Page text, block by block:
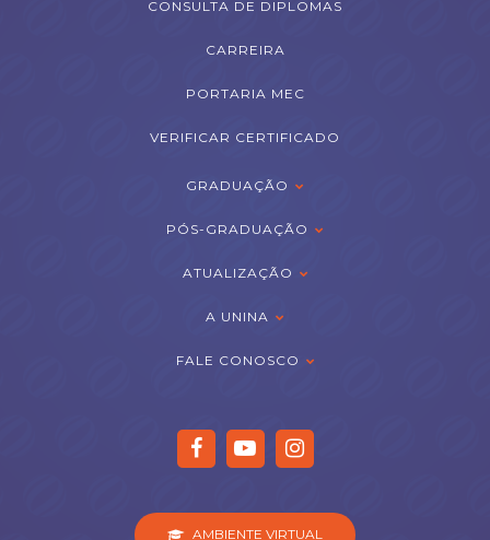
CONSULTA DE DIPLOMAS
CARREIRA
PORTARIA MEC
VERIFICAR CERTIFICADO
GRADUAÇÃO
PÓS-GRADUAÇÃO
ATUALIZAÇÃO
A UNINA
FALE CONOSCO
AMBIENTE VIRTUAL